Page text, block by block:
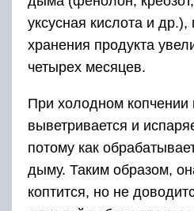
уксусная кислота и др.),
хранения продукта
четырех месяцев.
При холодном копчении
выветривается и
потому как
дыму. Таким образом,
коптится, но не